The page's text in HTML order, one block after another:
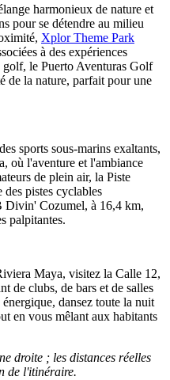
harmonieux de nature et
pour se détendre au milieu
Xplor Theme Park
à des expériences
golf, le Puerto Aventuras Golf
de la nature, parfait pour une
sports sous-marins exaltants,
où l'aventure et l'ambiance
de plein air, la Piste
pistes cyclables
Divin' Cozumel, à 16,4 km,
palpitantes.
Maya, visitez la Calle 12,
de clubs, de bars et de salles
dansez toute la nuit
en vous mêlant aux habitants
droite ; les distances réelles
de l'itinéraire.